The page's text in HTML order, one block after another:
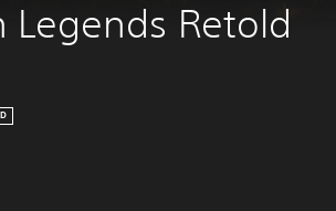
Legends Retold